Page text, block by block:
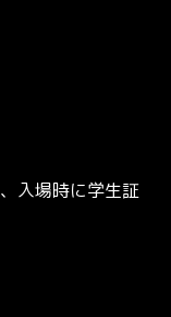
入場時に学生証